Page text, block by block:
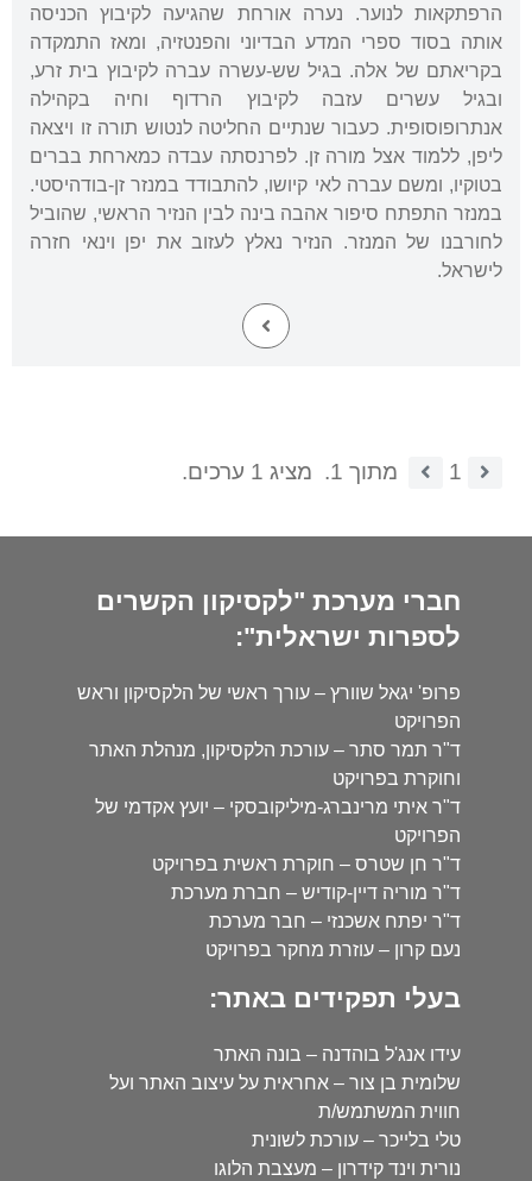
הרפתקאות לנוער. נערה אורחת שהגיעה לקיבוץ הכניסה
אותה בסוד ספרי המדע הבדיוני והפנטזיה, ומאז התמקדה
בקריאתם של אלה. בגיל שש-עשרה עברה לקיבוץ בית זרע,
ובגיל עשרים עזבה לקיבוץ הרדוף וחיה בקהילה
אנתרופוסופית. כעבור שנתיים החליטה לנטוש תורה זו ויצאה
ליפן, ללמוד אצל מורה זן. לפרנסתה עבדה כמארחת בברים
בטוקיו, ומשם עברה לאי קיושו, להתבודד במנזר זן-בודהיסטי.
במנזר התפתח סיפור אהבה בינה לבין הנזיר הראשי, שהוביל
לחורבנו של המנזר. הנזיר נאלץ לעזוב את יפן וינאי חזרה
לישראל.
1 מתוך 1. מציג 1 ערכים.
חברי מערכת "לקסיקון הקשרים
לספרות ישראלית":
פרופ' יגאל שוורץ – עורך ראשי של הלקסיקון וראש
הפרויקט
ד"ר תמר סתר – עורכת הלקסיקון, מנהלת האתר
וחוקרת בפרויקט
ד"ר איתי מרינברג-מיליקובסקי – יועץ אקדמי של
הפרויקט
ד"ר חן שטרס – חוקרת ראשית בפרויקט
ד"ר מוריה דיין-קודיש – חברת מערכת
ד"ר יפתח אשכנזי – חבר מערכת
נעם קרון – עוזרת מחקר בפרויקט
בעלי תפקידים באתר:
עידו אנג'ל בוהדנה – בונה האתר
שלומית בן צור – אחראית על עיצוב האתר ועל
חווית המשתמש/ת
טלי בלייכר – עורכת לשונית
נורית וינד קידרון – מעצבת הלוגו